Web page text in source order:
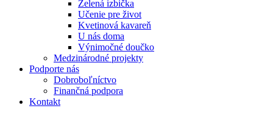
Zelená izbička
Učenie pre život
Kvetinová kavareň
U nás doma
Výnimočné doučko
Medzinárodné projekty
Podporte nás
Dobroboľníctvo
Finančná podpora
Kontakt